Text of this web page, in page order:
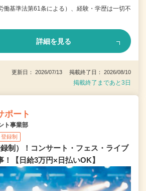
働基準法第61条による）、経験・学歴は一切不
詳細を見る
更新日： 2026/07/13 掲載終了日： 2026/08/10
掲載終了まであと3日
ポート
ト事業部
登録制
制）！コンサート・フェス・ライブ
【日給3万円×日払いOK】